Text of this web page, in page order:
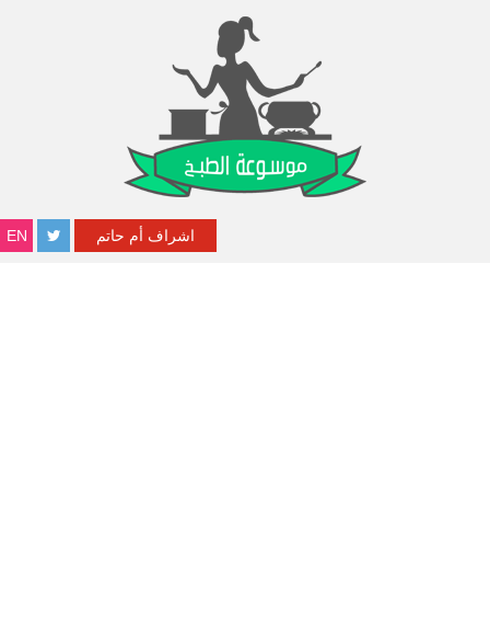
EN اشراف أم حاتم